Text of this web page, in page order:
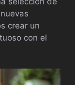
crear un
con el